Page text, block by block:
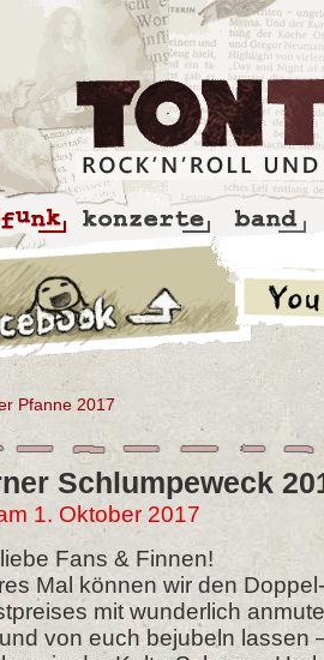
Pfanne 2017
Schlumpeweck
1. Oktober 2017
Fans & Finnen!
Mal können wir den
mit wunderlich
von euch bejubeln lassen